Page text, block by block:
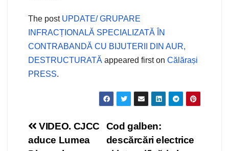
The post UPDATE/ GRUPARE
INFRACȚIONALĂ SPECIALIZATĂ ÎN
CONTRABANDĂ CU BIJUTERII DIN AUR,
DESTRUCTURATĂ appeared first on Călărași
PRESS.
Navigare
Cod galben:
descărcări electrice
VIDEO. CJCC
aduce Lumea